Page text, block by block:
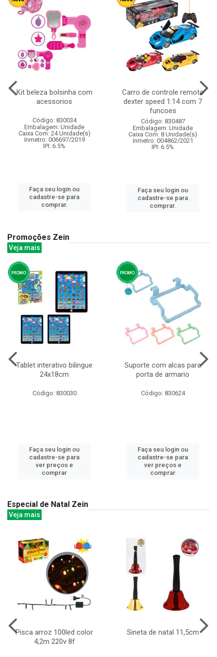
Kit beleza bolsinha com
acessorios
Código: 830034
Embalagem: Unidade
Caixa Com: 24 Unidade(s)
Inmetro: 006697/2019
IPI: 6.5%
Faça seu login ou
cadastre-se para
comprar.
Carro de controle remoto
dexter speed 1:14 com 7
funcoes
Código: 830487
Embalagem: Unidade
Caixa Com: 8 Unidade(s)
Inmetro: 004862/2021
IPI: 6.5%
Faça seu login ou
cadastre-se para
comprar.
Promoções Zein
Veja mais
Tablet interativo bilingue
24x18cm
Código: 830030
Faça seu login ou
cadastre-se para
ver preços e
comprar
Suporte com alcas para
porta de armario
Código: 830624
Faça seu login ou
cadastre-se para
ver preços e
comprar
Especial de Natal Zein
Veja mais
Pisca arroz 100led color
4,2m 220v 8f
Sineta de natal 11,5cm